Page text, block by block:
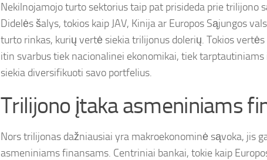
Nekilnojamojo turto sektorius taip pat prisideda prie trilijono
Didelės šalys, tokios kaip JAV, Kinija ar Europos Sąjungos
turto rinkas, kurių vertė siekia trilijonus dolerių. Tokios
itin svarbus tiek nacionalinei ekonomikai, tiek
siekia diversifikuoti savo portfelius.
Trilijono įtaka asmeniniams
Nors trilijonas dažniausiai yra makroekonominė sąvoka, jis
asmeniniams finansams. Centriniai bankai, tokie kaip